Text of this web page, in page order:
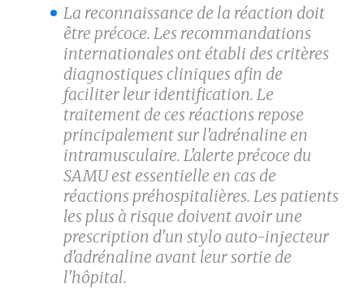
La reconnaissance de la réaction doit
être précoce. Les recommandations
internationales ont établi des critères
diagnostiques cliniques afin de
faciliter leur identification. Le
traitement de ces réactions repose
principalement sur l'adrénaline en
intramusculaire. L'alerte précoce du
SAMU est essentielle en cas de
réactions préhospitalières. Les patients
les plus à risque doivent avoir une
prescription d'un stylo auto-injecteur
d'adrénaline avant leur sortie de
l'hôpital.